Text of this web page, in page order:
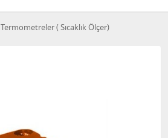
Termometreler ( Sıcaklık Ölçer)